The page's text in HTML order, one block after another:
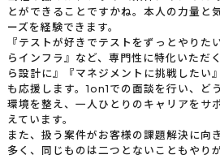
とができることですかね。本人の力量と
ーズを経験できます。
『テストが好きでテストをずっとやりた
らインフラ』など、専門性に特化いただ
ら設計に』『マネジメントに挑戦したい
も応援します。1on1での面談を行い、ど
環境を整え、一人ひとりのキャリアをサ
えています。
また、扱う案件がお客様の課題解決に向
多く、同じものは二つとないこともやり